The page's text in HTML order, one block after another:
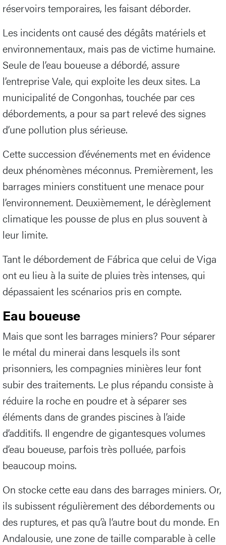
réservoirs temporaires, les faisant déborder.
Les incidents ont causé des dégâts matériels et
environnementaux, mais pas de victime humaine.
Seule de l’eau boueuse a débordé, assure
l’entreprise Vale, qui exploite les deux sites. La
municipalité de Congonhas, touchée par ces
débordements, a pour sa part relevé des signes
d’une pollution plus sérieuse.
Cette succession d’événements met en évidence
deux phénomènes méconnus. Premièrement, les
barrages miniers constituent une menace pour
l’environnement. Deuxièmement, le dérèglement
climatique les pousse de plus en plus souvent à
leur limite.
Tant le débordement de Fábrica que celui de Viga
ont eu lieu à la suite de pluies très intenses, qui
dépassaient les scénarios pris en compte.
Eau boueuse
Mais que sont les barrages miniers? Pour séparer
le métal du minerai dans lesquels ils sont
prisonniers, les compagnies minières leur font
subir des traitements. Le plus répandu consiste à
réduire la roche en poudre et à séparer ses
éléments dans de grandes piscines à l’aide
d’additifs. Il engendre de gigantesques volumes
d’eau boueuse, parfois très polluée, parfois
beaucoup moins.
On stocke cette eau dans des barrages miniers. Or,
ils subissent régulièrement des débordements ou
des ruptures, et pas qu’à l‘autre bout du monde. En
Andalousie, une zone de taille comparable à celle